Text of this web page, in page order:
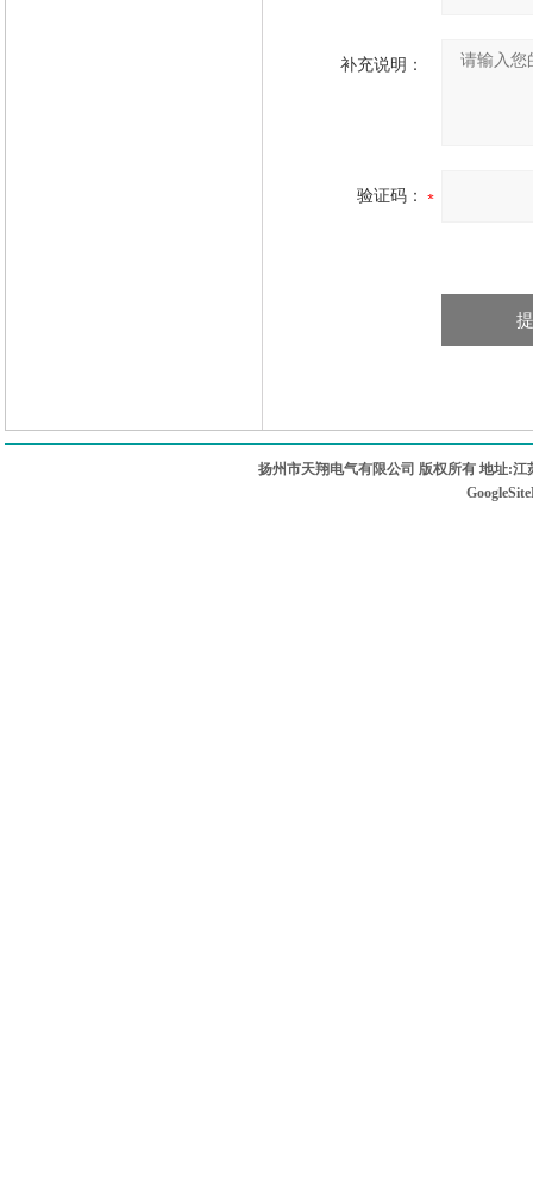
补充说明：
验证码：
扬州市天翔电气有限公司 版权所有 地址: